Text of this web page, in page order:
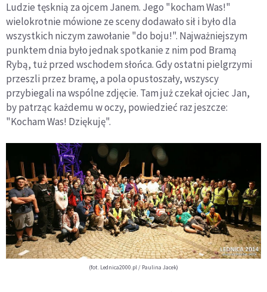
Ludzie tęsknią za ojcem Janem. Jego "kocham Was!"
wielokrotnie mówione ze sceny dodawało sił i było dla
wszystkich niczym zawołanie "do boju!". Najważniejszym
punktem dnia było jednak spotkanie z nim pod Bramą
Rybą, tuż przed wschodem słońca. Gdy ostatni pielgrzymi
przeszli przez bramę, a pola opustoszały, wszyscy
przybiegali na wspólne zdjęcie. Tam już czekał ojciec Jan,
by patrząc każdemu w oczy, powiedzieć raz jeszcze:
"Kocham Was! Dziękuję".
(fot. Lednica2000.pl / Paulina Jacek)